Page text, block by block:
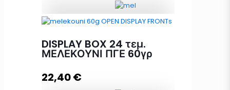
ΠΓΕ 45γρ ποσότητα
Προσθήκη στο καλάθι
DISPLAY BOX 24 τεμ.
ΜΕΛΕΚΟΥΝΙ ΠΓΕ 60γρ
22,40€